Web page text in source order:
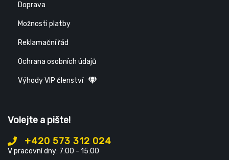
Doprava
Možnosti platby
Reklamační řád
Ochrana osobních údajů
Výhody VIP členství
Volejte a pište!
+420 573 312 024
V pracovní dny: 7:00 - 15:00